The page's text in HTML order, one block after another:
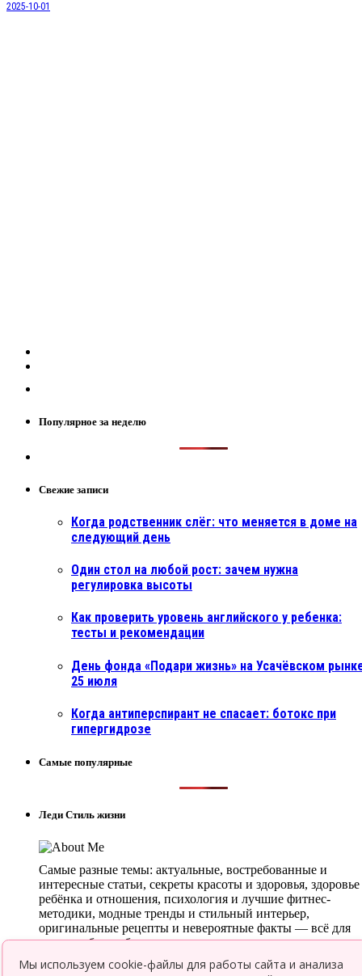
2025-10-01
Популярное за неделю
Свежие записи
Когда родственник слёг: что меняется в доме на
следующий день
Один стол на любой рост: зачем нужна
регулировка высоты
Как проверить уровень английского у ребенка:
тесты и рекомендации
День фонда «Подари жизнь» на Усачёвском
25 июля
Когда антиперспирант не спасает: ботокс при
гипергидрозе
Самые популярные
Леди Стиль жизни
Самые разные темы: актуальные, востребованные и
интересные статьи, секреты красоты и здоровья, здоровье
ребёнка и отношения, психология и лучшие фитнес-
методики, модные тренды и стильный интерьер,
оригинальные рецепты и невероятные факты — всё для
того, чтобы ты была в курсе всего нового и интересного.
© 2026 Леди LifeStyle
Мы используем cookie-файлы для работы сайта и анализа